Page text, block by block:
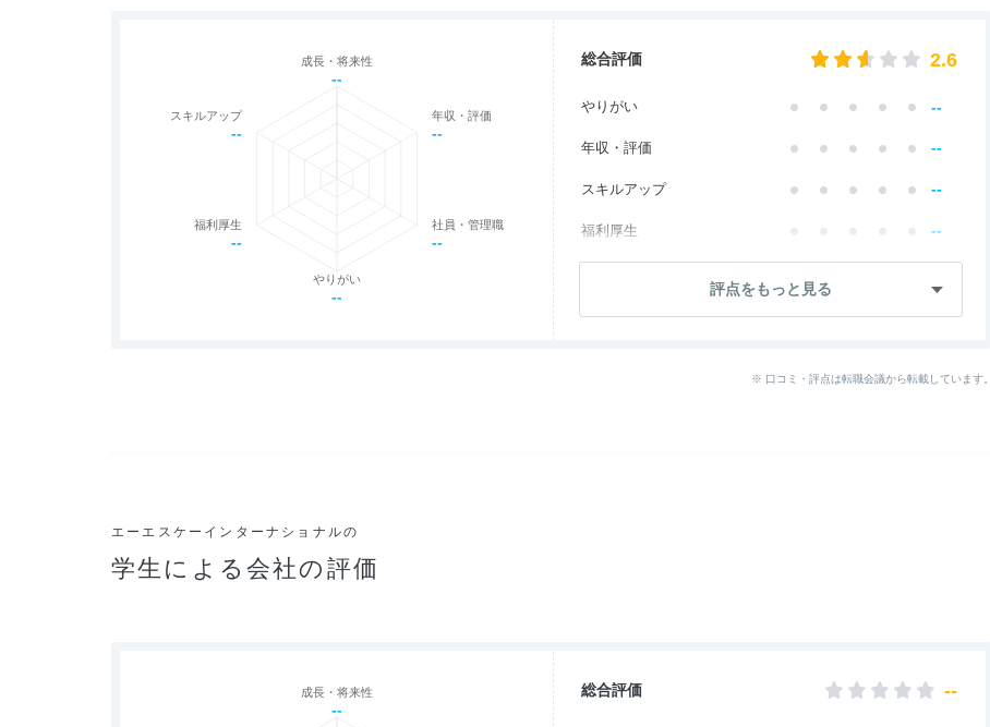
評点をもっと見る
成長・将来性
--
年収・評価
--
社員・管理職
--
やりがい
--
福利厚生
--
スキルアップ
--
総合評価 2.6
やりがい --
年収・評価 --
スキルアップ --
福利厚生 --
社員・管理職 --
※ 口コミ・評点は転職会議から転載しています。
エーエスケーインターナショナルの
学生による会社の評価
成長・将来性
--
総合評価 --